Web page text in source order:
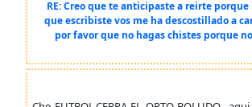
RE: Creo que te anticipaste a reirte
que escribiste vos me ha descostillado a
por favor que no hagas chistes porque